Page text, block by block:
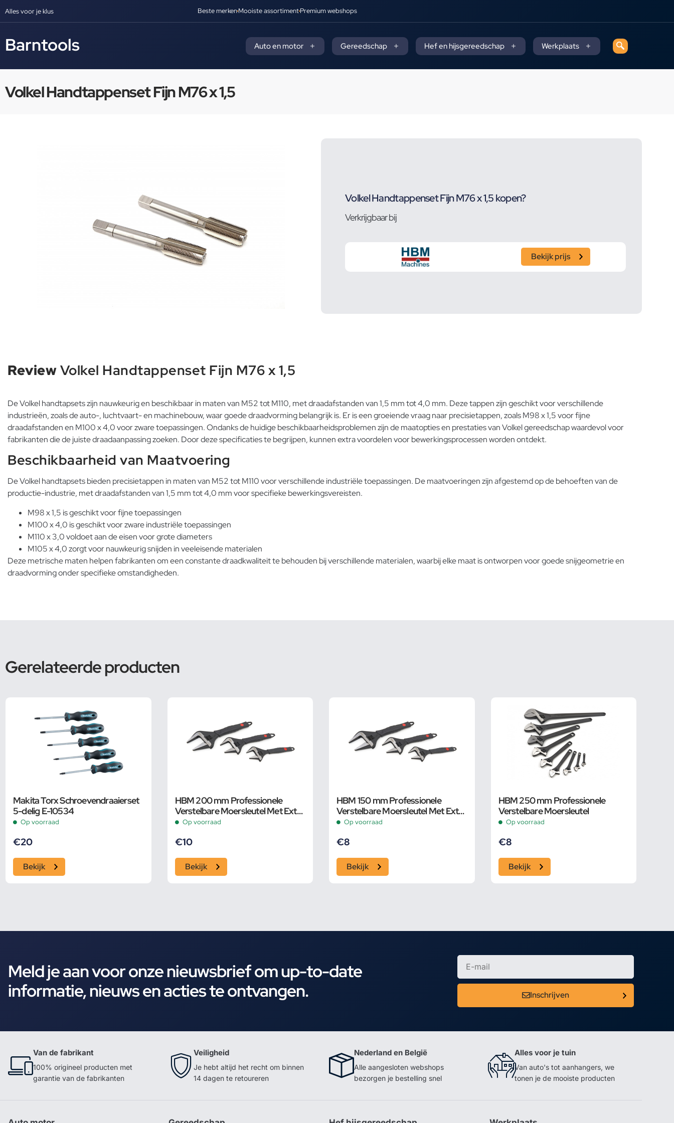
Alles voor je klus Beste merkenMooiste assortimentPremium webshops
Barntools Auto en motor Gereedschap Hef en hijsgereedschap Werkplaats
Volkel Handtappenset Fijn M76 x 1,5
Volkel Handtappenset Fijn M76 x 1,5 kopen?
Verkrijgbaar bij
Bekijk prijs
ReviewVolkel Handtappenset Fijn M76 x 1,5
De Volkel handtapsets zijn nauwkeurig en beschikbaar in maten van M52 tot M110, met draadafstanden van 1,5 mm tot 4,0 mm. Deze tappen zijn geschikt voor verschillende
industrieën, zoals de auto-, luchtvaart- en machinebouw, waar goede draadvorming belangrijk is. Er is een groeiende vraag naar precisietappen, zoals M98 x 1,5 voor fijne
draadafstanden en M100 x 4,0 voor zware toepassingen. Ondanks de huidige beschikbaarheidsproblemen zijn de maatopties en prestaties van Volkel gereedschap waardevol voor
fabrikanten die de juiste draadaanpassing zoeken. Door deze specificaties te begrijpen, kunnen extra voordelen voor bewerkingsprocessen worden ontdekt.
Beschikbaarheid van Maatvoering
De Volkel handtapsets bieden precisietappen in maten van M52 tot M110 voor verschillende industriële toepassingen. De maatvoeringen zijn afgestemd op de behoeften van de
productie-industrie, met draadafstanden van 1,5 mm tot 4,0 mm voor specifieke bewerkingsvereisten.
M98 x 1,5 is geschikt voor fijne toepassingen
M100 x 4,0 is geschikt voor zware industriële toepassingen
M110 x 3,0 voldoet aan de eisen voor grote diameters
M105 x 4,0 zorgt voor nauwkeurig snijden in veeleisende materialen
Deze metrische maten helpen fabrikanten om een constante draadkwaliteit te behouden bij verschillende materialen, waarbij elke maat is ontworpen voor goede snijgeometrie en
draadvorming onder specifieke omstandigheden.
Gerelateerde producten
Makita Torx Schroevendraaierset
5-delig E-10534
Op voorraad
€20
Bekijk
HBM 200 mm Professionele
Verstelbare Moersleutel Met Extra
Groot Bereik en Extra Smalle Bek
Op voorraad
€10
Bekijk
HBM 150 mm Professionele
Verstelbare Moersleutel Met Extra
Groot Bereik en Extra Smalle Bek
Op voorraad
€8
Bekijk
HBM 250 mm Professionele
Verstelbare Moersleutel
Op voorraad
€8
Bekijk
Meld je aan voor onze nieuwsbrief om up-to-date
informatie, nieuws en acties te ontvangen.
Inschrijven
Van de fabrikant
100% origineel producten met
garantie van de fabrikanten
Veiligheid
Je hebt altijd het recht om binnen
14 dagen te retoureren
Nederland en België
Alle aangesloten webshops
bezorgen je bestelling snel
Alles voor je tuin
Van auto's tot aanhangers, we
tonen je de mooiste producten